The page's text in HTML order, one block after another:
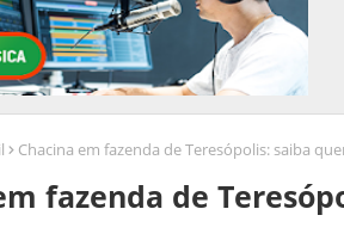
Chacina em fazenda de Teresópolis: saiba
fazenda de